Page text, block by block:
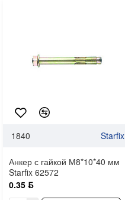
1840 Starfix
Анкер с гайкой М8*10*40 мм
Starfix 62572
0.35 ƃ